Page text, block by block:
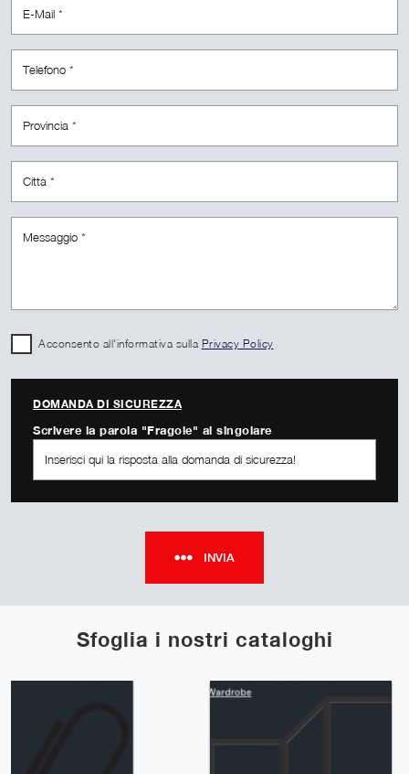
Sfoglia i nostri cataloghi
Acconsento all'informativa sulla Privacy Policy
DOMANDA DI SICUREZZA
Scrivere la parola "Fragole" al singolare
INVIA